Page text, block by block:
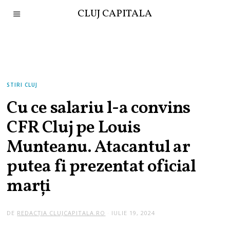
CLUJ CAPITALA
STIRI CLUJ
Cu ce salariu l-a convins
CFR Cluj pe Louis
Munteanu. Atacantul ar
putea fi prezentat oficial
marți
DE REDACȚIA CLUJCAPITALA.RO IULIE 19, 2024